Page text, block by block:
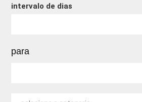
intervalo de dias
para